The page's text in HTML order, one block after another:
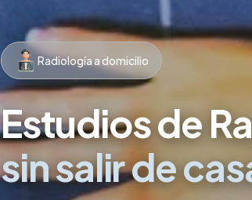
Radiología a domicilio
Estudios de
sin salir de